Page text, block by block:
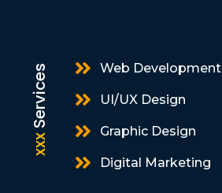
xxx
Services  Web Development
 UI/UX Design
 Graphic Design
 Digital Marketing